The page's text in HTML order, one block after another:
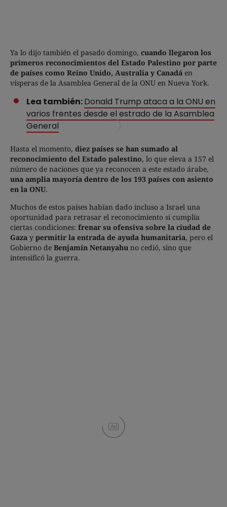
Ya lo dijo también el pasado domingo, cuando llegaron los
primeros reconocimientos del Estado Palestino por parte
de países como Reino Unido, Australia y Canadá en
vísperas de la Asamblea General de la ONU en Nueva York.
Lea también:Donald Trump ataca a la ONU en
varios frentes desde el estrado de la Asamblea
General
Hasta el momento, diez países se han sumado al
reconocimiento del Estado palestino, lo que eleva a 157 el
número de naciones que ya reconocen a este estado árabe,
una amplia mayoría dentro de los 193 países con asiento
en la ONU.
Muchos de estos países habían dado incluso a Israel una
oportunidad para retrasar el reconocimiento si cumplía
ciertas condiciones: frenar su ofensiva sobre la ciudad de
Gaza y permitir la entrada de ayuda humanitaria, pero el
Gobierno de Benjamín Netanyahu no cedió, sino que
intensificó la guerra.
Ad